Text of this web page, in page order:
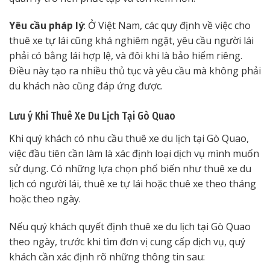
Yêu cầu pháp lý: Ở Việt Nam, các quy định về việc cho
thuê xe tự lái cũng khá nghiêm ngặt, yêu cầu người lái
phải có bằng lái hợp lệ, và đôi khi là bảo hiểm riêng.
Điều này tạo ra nhiều thủ tục và yêu cầu mà không phải
du khách nào cũng đáp ứng được.
Lưu ý Khi Thuê Xe Du Lịch Tại Gò Quao
Khi quý khách có nhu cầu thuê xe du lịch tại Gò Quao,
việc đầu tiên cần làm là xác định loại dịch vụ mình muốn
sử dụng. Có những lựa chọn phổ biến như thuê xe du
lịch có người lái, thuê xe tự lái hoặc thuê xe theo tháng
hoặc theo ngày.
Nếu quý khách quyết định thuê xe du lịch tại Gò Quao
theo ngày, trước khi tìm đơn vị cung cấp dịch vụ, quý
khách cần xác định rõ những thông tin sau: